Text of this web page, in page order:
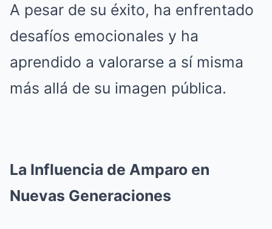
A pesar de su éxito, ha enfrentado
desafíos emocionales y ha
aprendido a valorarse a sí misma
más allá de su imagen pública.
La Influencia de Amparo en
Nuevas Generaciones